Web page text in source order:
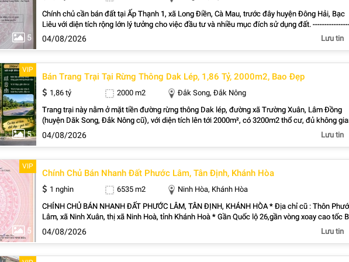
5
Chính chủ cần bán đất tại Ấp Thạnh 1, xã Long Điền, Cà Mau, trước đây huyện Đông Hải, Bạc
Liêu với diện tích rộng lớn lý tưởng cho việc đầu tư và nhiều mục đích sử dụng đất. -------------------
-------- - Diện tích: 2964,9 m2. - Giá 1,6 tỷ VND, rất hợp lý cho diện tích lớn. - Pháp lý sổ hồng
quy cấp mới, đảm bảo an toàn cho giao dịch. - Đường vào rộng 3,5m, thuận tiện cho xe ô tô ra
mát mẻ, ôn hòa. - Đường vào thoáng đãng, dễ dàng di chuyển. --------------------------- - Liên hệ:
0849 389 839 Rớt Nguyễn - 0852 894 852 Duy - 0916 319 168 ( chú Minh) - Thiện chí Alo xem
trực tiếp.
04/08/2026 Lưu tin
5
VIP
Bán Trang Trại Tại Rừng Thông Dak Lép, 1,86 Tỷ, 2000m2, Bao Đẹp
1,86 tỷ 2000 m2
Đắk Song, Đắk Nông
Trang trại này nằm ở mặt tiền đường rừng thông Dak lép, đường xã Trường Xuân, Lâm Đồng
(huyện Dăk Song, Đắk Nông cũ), với diện tích lên tới 2000m², có 3200m2 thổ cư, đủ không
để phát triển nhiều ý tưởng.Giá bán là 1,86 tỷ VND, một mức giá khá hợp lý cho một bất động
như thế này.Pháp lý đầy đủ với sổ đỏ, đảm bảo quyền lợi cho chủ sở hữu.Cửa chính hướng
hoặc cho thuê.Đường nhựa rộng 6m, thuận tiện cho xe cộ di chuyển dễ dàng.Chớ bỏ lỡ cơ hội
này, hãy liên hệ ngay để được tư vấn miễn phí qua số 0933 868 144 hoặc liên hệ với Lina.
04/08/2026 Lưu tin
5
VIP
Chính Chủ Bán Nhanh Đất Phước Lâm, Tân Định, Khánh Hòa
1 nghìn 6535 m2
Ninh Hòa, Khánh Hòa
CHÍNH CHỦ BÁN NHANH ĐẤT PHƯỚC LÂM, TÂN ĐỊNH, KHÁNH HÒA * Địa chỉ cũ : Thôn Phước
Lâm, xã Ninh Xuân, thị xã Ninh Hoà, tỉnh Khánh Hoà * Gần Quốc lộ 26,gần vòng xoay cao tốc
Nam , cao tốc Khánh Hòa- Buôn Ma, thuận tiện di chuyển đến các khu vực lân cận. * Thông
lô đất: - Diện tích: 6.534,5 m² - Loại đất: Đất trồng cây hàng năm khác - Pháp lý rõ ràng: đã sẵn
bám đường 100m - Vị trí gần Quốc lộ 26, giao thông thuận lợi, dễ dàng vận chuyển hàng hóa
04/08/2026 Lưu tin